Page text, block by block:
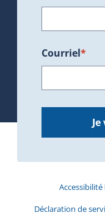
Courriel*
Accessibilité
Déclaration de